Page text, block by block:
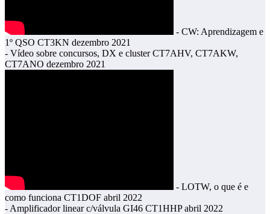
- CW: Aprendizagem e
1º QSO CT3KN dezembro 2021
- Vídeo sobre concursos, DX e cluster CT7AHV, CT7AKW,
CT7ANO dezembro 2021
- LOTW, o que é e
como funciona CT1DOF abril 2022
- Amplificador linear c/válvula GI46 CT1HHP abril 2022